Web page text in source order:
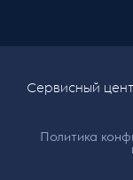
Сервисный
Политика